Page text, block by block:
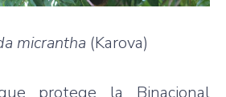
micrantha (Karova)
protege la Binacional